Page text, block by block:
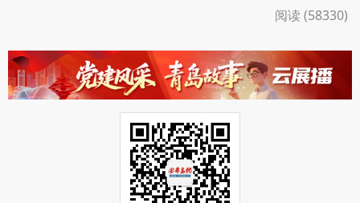
阅读 (58330)